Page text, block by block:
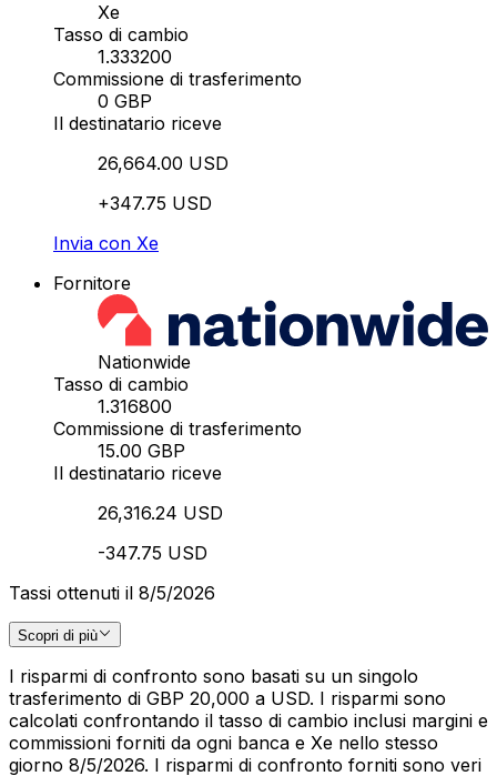
Xe
Tasso di cambio
1.333200
Commissione di trasferimento
0 GBP
Il destinatario riceve
26,664.00 USD
+347.75 USD
Invia con Xe
Fornitore
Nationwide
Tasso di cambio
1.316800
Commissione di trasferimento
15.00 GBP
Il destinatario riceve
26,316.24 USD
-347.75 USD
Tassi ottenuti il 8/5/2026
Scopri di più
I risparmi di confronto sono basati su un singolo
trasferimento di GBP 20,000 a USD. I risparmi sono
calcolati confrontando il tasso di cambio inclusi margini e
commissioni forniti da ogni banca e Xe nello stesso
giorno 8/5/2026. I risparmi di confronto forniti sono veri